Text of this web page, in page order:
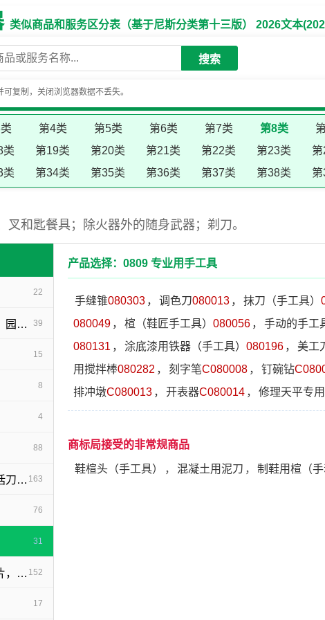
类似商品和服务区分表（基于尼斯分类第十三版） 2026文本
搜索
复制，关闭浏览器数据不丢失。
第4类 第5类 第6类 第7类 第8类
类 第19类 第20类 第21类 第22类 第23类
类 第34类 第35类 第36类 第37类 第38类
叉和匙餐具；除火器外的随身武器；剃刀。
22
小农具（不包括农业、园艺用刀剪） 39
15
8
4
88
非动力手工具（不包括刀、剪） 163
76
31
刀剪（不包括机械刀片，文具刀） 152
17
产品选择：0809 专业用手工具
手缝锥080303 ， 调色刀080013 ， 抹刀（手工具）
080049 ， 楦（鞋匠手工具） 080056 ， 手动的手工
080131 ， 涂底漆用铁器（手工具） 080196 ， 美工
用搅拌棒080282 ， 刻字笔C080008 ， 钉碗钻
排冲墩C080013 ， 开表器C080014 ， 修理天平专
商标局接受的非常规商品
鞋楦头（手工具） ， 混凝土用泥刀 ， 制鞋用楦（手